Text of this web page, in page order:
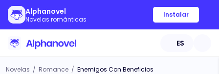
Alphanovel
Novelas románticas
Instalar
ES
Novelas / Romance / Enemigos Con Beneficios